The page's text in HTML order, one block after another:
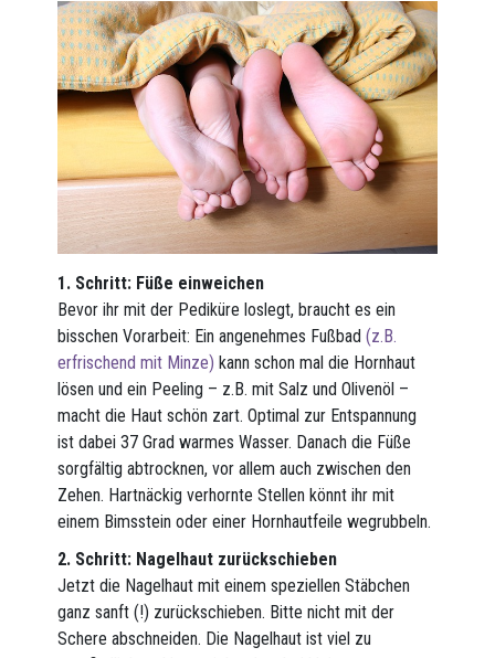
1. Schritt: Füße einweichen
Bevor ihr mit der Pediküre loslegt, braucht es ein
bisschen Vorarbeit: Ein angenehmes Fußbad(z.B.
erfrischend mit Minze) kann schon mal die Hornhaut
lösen und ein Peeling – z.B. mit Salz und Olivenöl –
macht die Haut schön zart. Optimal zur Entspannung
ist dabei 37 Grad warmes Wasser. Danach die Füße
sorgfältig abtrocknen, vor allem auch zwischen den
Zehen. Hartnäckig verhornte Stellen könnt ihr mit
einem Bimsstein oder einer Hornhautfeile wegrubbeln.
2. Schritt: Nagelhaut zurückschieben
Jetzt die Nagelhaut mit einem speziellen Stäbchen
ganz sanft (!) zurückschieben. Bitte nicht mit der
Schere abschneiden. Die Nagelhaut ist viel zu